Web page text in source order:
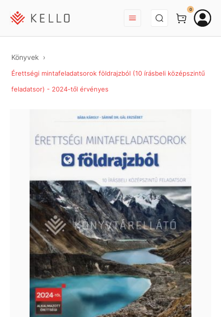
BEJELENTKEZÉS
0
Könyvek
Érettségi mintafeladatsorok földrajzból (10 írásbeli középszintű
feladatsor) - 2024-től érvényes